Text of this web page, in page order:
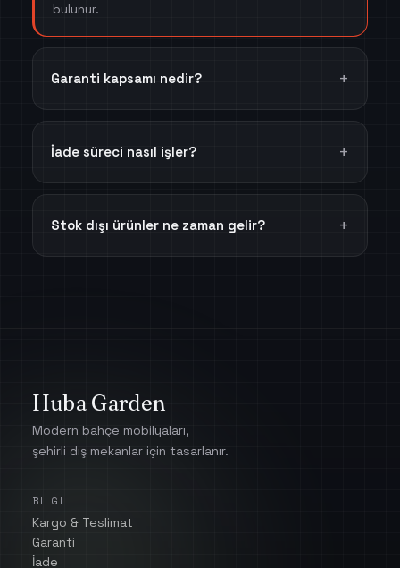
bulunur.
Garanti kapsamı nedir?
İade süreci nasıl işler?
Stok dışı ürünler ne zaman gelir?
Huba Garden
Modern bahçe mobilyaları,
şehirli dış mekanlar için tasarlanır.
BILGI
Kargo & Teslimat
Garanti
İade